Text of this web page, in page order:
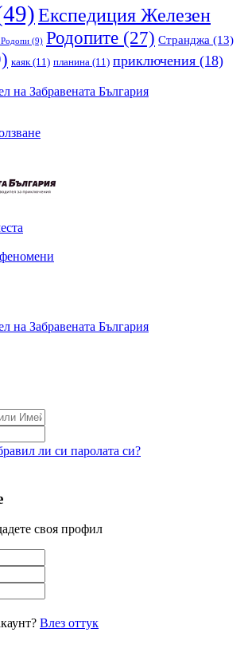
Експедиция Железен
(9) Родопите (27) Странджа (13)
каяк(11) планина (11) приключения (18)
на Забравената България
на Забравената България
ли си паролата си?
своя профил
Влез оттук